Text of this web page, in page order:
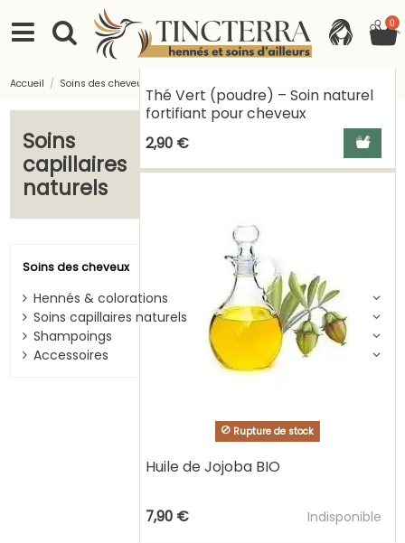
0
Accueil Soins des cheveux
Soins
capillaires
naturels
Thé Vert (poudre) – Soin naturel
fortifiant pour cheveux
2,90 €
Ajouter
Rupture de stock
Huile de Jojoba BIO
7,90 € Indisponible
Ajouter au
Soins des cheveux
Hennés & colorations
Soins capillaires naturels
Shampoings
Accessoires